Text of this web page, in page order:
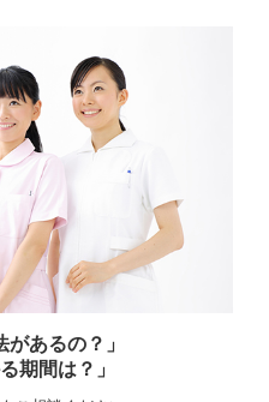
があるの？」
期間は？」